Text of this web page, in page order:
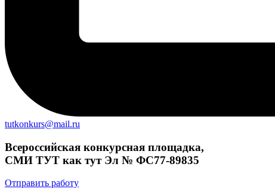
tutkonkurs@mail.ru
Всероссийская конкурсная площадка,
СМИ ТУТ как тут Эл № ФС77-89835
Отправить работу